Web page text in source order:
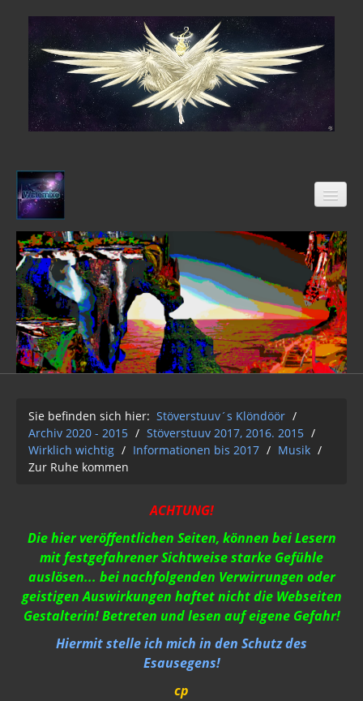
Stöverstuuv´s Klöndöör
Freimaurer
04-2021
Archiv 2020 - 2015
AUFKLÄRUNG 2Q2Q
Wasser 2019
Klimawandel der Kabale
Strahlung / 5 G
Gift zum Genozid
Genderismus
Vereinigte Staaten von Europa
Sie befinden sich hier: Stöverstuuv´s Klöndöör /
Archiv 2020 - 2015 / Stöverstuuv 2017, 2016. 2015 /
Wirklich wichtig / Informationen bis 2017 / Musik /
Zur Ruhe kommen
ACHTUNG!
Die hier veröffentlichen Seiten, können bei Lesern
mit festgefahrener Sichtweise starke Gefühle
auslösen... bei nachfolgenden Verwirrungen oder
geistigen Auswirkungen haftet nicht die Webseiten
Gestalterin! Betreten und lesen auf eigene Gefahr!
Hiermit stelle ich mich in den Schutz des
Esausegens!
cp